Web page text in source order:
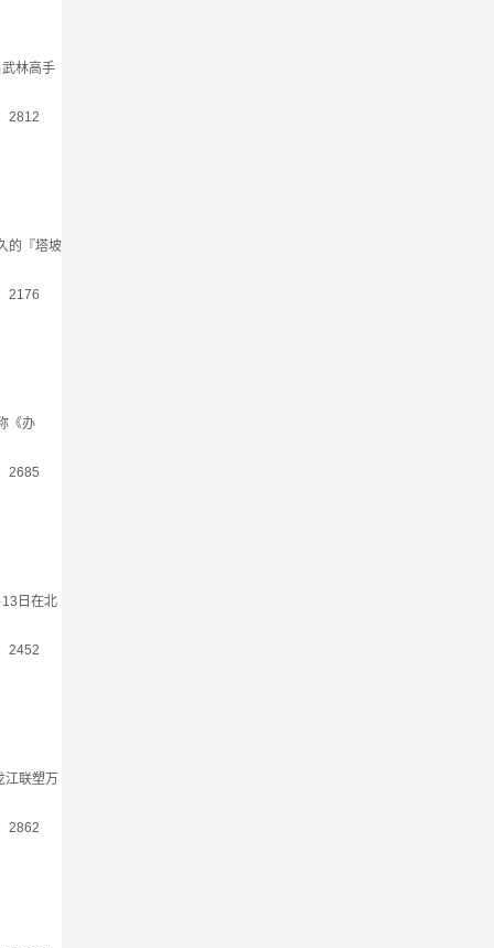
林高手
2812
的『塔坡
2176
《办
2685
日在北
2452
江联塑万
2862